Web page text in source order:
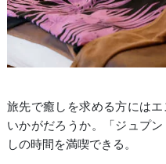
旅先で癒しを求める方には
いかがだろうか。「ジュプ
しの時間を満喫できる。